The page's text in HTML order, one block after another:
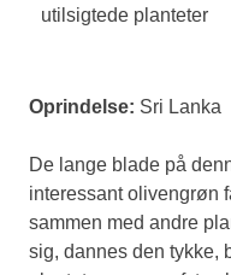
utilsigtede planteter
Oprindelse: Sri Lanka
De lange blade på
interessant olivengrøn
sammen med andre
sig, dannes den tykke,